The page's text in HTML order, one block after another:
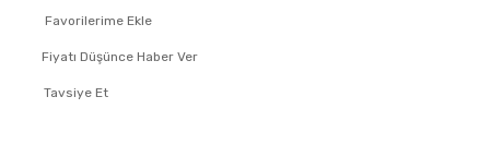
Fiyatı Düşünce Haber Ver
Tavsiye Et